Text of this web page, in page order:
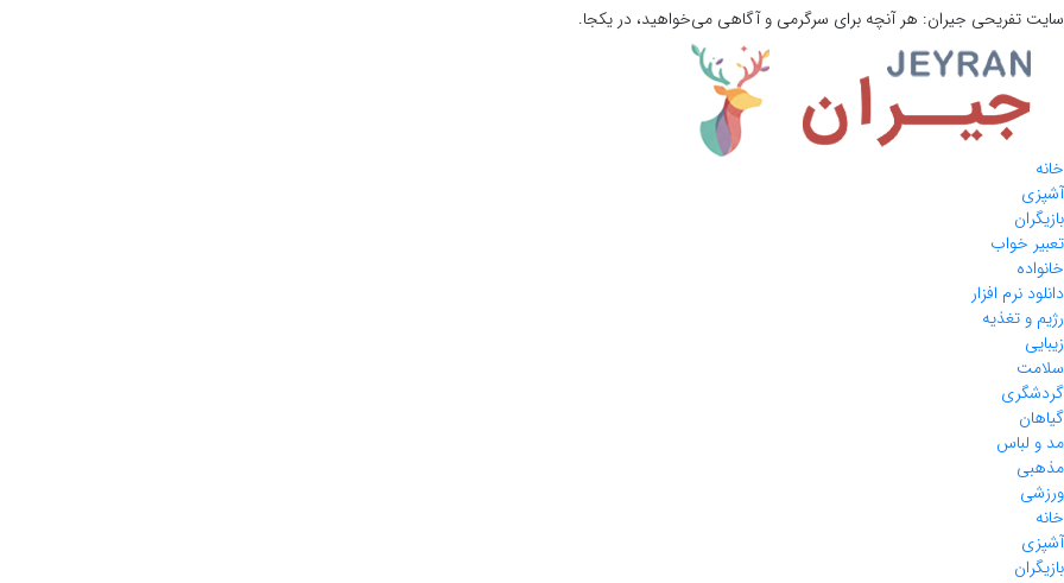
سایت تفریحی جیران: هر آنچه برای سرگرمی و آگاهی می‌خواهید، در یکجا.
خانه
آشپزی
بازیگران
تعبیر خواب
خانواده
دانلود نرم افزار
رژیم و تغذیه
زیبایی
سلامت
گردشگری
گیاهان
مد و لباس
مذهبی
ورزشی
خانه
آشپزی
بازیگران